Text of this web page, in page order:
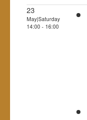
23
May|Saturday
14:00 - 16:00